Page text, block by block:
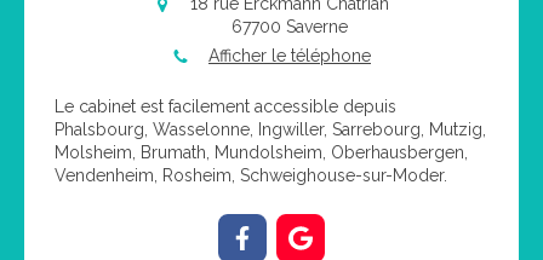
18 rue Erckmann Chatrian
67700 Saverne
Afficher le téléphone
Le cabinet est facilement accessible depuis
Phalsbourg, Wasselonne, Ingwiller, Sarrebourg, Mutzig,
Molsheim, Brumath, Mundolsheim, Oberhausbergen,
Vendenheim, Rosheim, Schweighouse-sur-Moder.